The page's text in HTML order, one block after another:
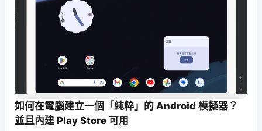
如何在電腦建立一個「純粹」的 Android 模擬器？
並且內建 Play Store 可用